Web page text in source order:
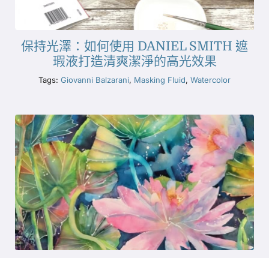
保持光澤：如何使用 DANIEL SMITH 遮
瑕液打造清爽潔淨的高光效果
Tags: Giovanni Balzarani, Masking Fluid, Watercolor